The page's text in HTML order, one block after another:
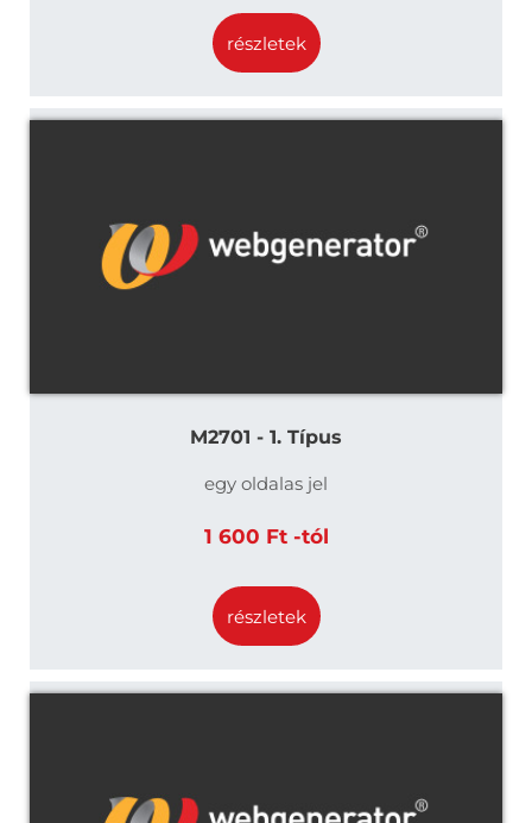
részletek
M2701 - 1. Típus
egy oldalas jel
1 600 Ft -tól
részletek